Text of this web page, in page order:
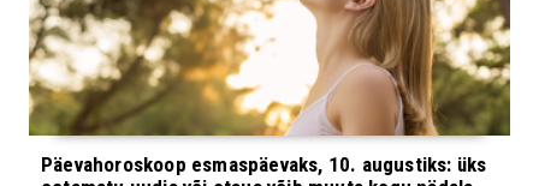
Päevahoroskoop esmaspäevaks, 10. augustiks: üks